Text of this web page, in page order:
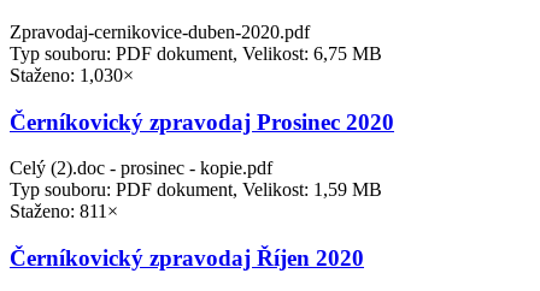
Zpravodaj-cernikovice-duben-2020.pdf
Typ souboru: PDF dokument, Velikost: 6,75 MB
Staženo: 1,030×
Černíkovický zpravodaj Prosinec 2020
Celý (2).doc - prosinec - kopie.pdf
Typ souboru: PDF dokument, Velikost: 1,59 MB
Staženo: 811×
Černíkovický zpravodaj Říjen 2020